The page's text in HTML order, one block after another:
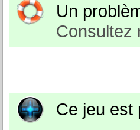
Un
Consultez
Ce jeu